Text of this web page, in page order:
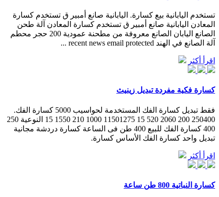
تستخدم اليابانية بيع كسارة. اليابانية صانع أمبير ق تستخدم كسارة
المعادن اليابانية صانع أمبير ق تستخدم كسارة المعادن آلة طحن
الصانع اليابان الصانع معروفة من مطحنة عمودية 200 حجر محطم
آلة الصانع في الهند recent news email protected ...
اقرأ أكثر
كسارة فكية مفردة تبديل زينيث
فقط تبديل كسارة الفك المستخدمة لحواسيب 5000 كسارة الفك.
250400 200 2060 520 15 11501275 1000 210 1550 15 النوعية 250
400 كسارة الفك للبيع 400 طن فى الساعة كسارة دردشة مجانية
تبديل واحد كسارة الفك الأساس كسارة.
اقرأ أكثر
كسارة النباتية 800 طن ساعة